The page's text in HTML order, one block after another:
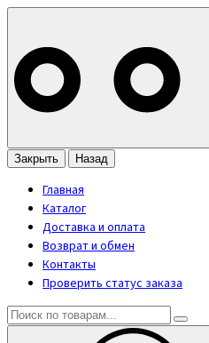
Закрыть Назад
Главная
Каталог
Доставка и оплата
Возврат и обмен
Контакты
Проверить статус заказа